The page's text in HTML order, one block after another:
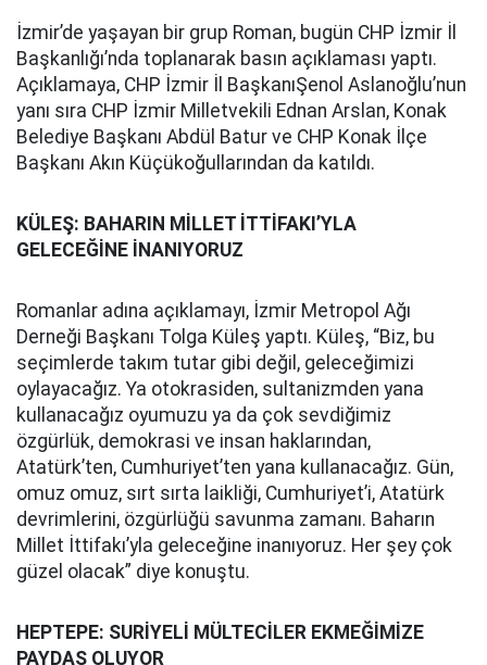
İzmir’de yaşayan bir grup Roman, bugün CHP İzmir İl
Başkanlığı’nda toplanarak basın açıklaması yaptı.
Açıklamaya, CHP İzmir İl BaşkanıŞenol Aslanoğlu’nun
yanı sıra CHP İzmir Milletvekili Ednan Arslan, Konak
Belediye Başkanı Abdül Batur ve CHP Konak İlçe
Başkanı Akın Küçükoğullarından da katıldı.
KÜLEŞ: BAHARIN MİLLET İTTİFAKI’YLA
GELECEĞİNE İNANIYORUZ
Romanlar adına açıklamayı, İzmir Metropol Ağı
Derneği Başkanı Tolga Küleş yaptı. Küleş, “Biz, bu
seçimlerde takım tutar gibi değil, geleceğimizi
oylayacağız. Ya otokrasiden, sultanizmden yana
kullanacağız oyumuzu ya da çok sevdiğimiz
özgürlük, demokrasi ve insan haklarından,
Atatürk’ten, Cumhuriyet’ten yana kullanacağız. Gün,
omuz omuz, sırt sırta laikliği, Cumhuriyet’i, Atatürk
devrimlerini, özgürlüğü savunma zamanı. Baharın
Millet İttifakı’yla geleceğine inanıyoruz. Her şey çok
güzel olacak” diye konuştu.
HEPTEPE: SURİYELİ MÜLTECİLER EKMEĞİMİZE
PAYDAŞ OLUYOR